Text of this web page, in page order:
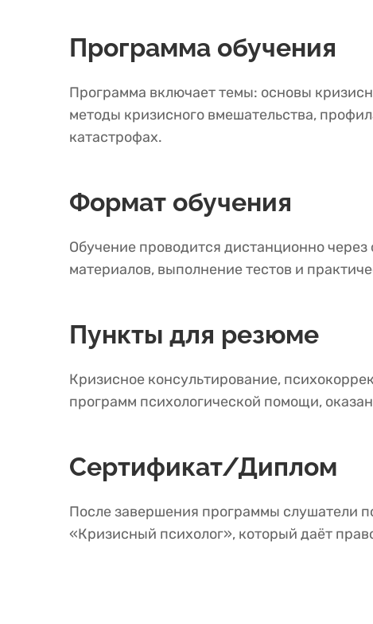
Программа обучения
Программа включает темы: основы
методы кризисного вмешательства,
катастрофах.
Формат обучения
Обучение проводится дистанционно
материалов, выполнение тестов и
Пункты для резюме
Кризисное консультирование,
программ психологической помощи,
Сертификат/Диплом
После завершения программы слушатели
«Кризисный психолог», который даёт